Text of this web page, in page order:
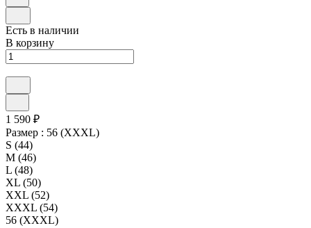
Есть в наличии
В корзину
1 590 ₽
Размер : 56 (XXXL)
S (44)
M (46)
L (48)
XL (50)
XXL (52)
XXXL (54)
56 (XXXL)